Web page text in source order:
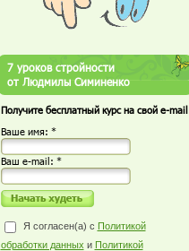
7 уроков стройности
от Людмилы Симиненко
Получите бесплатный курс на свой e-mail
Ваше имя: *
Ваш е-mail: *
Я согласен(а) с Политикой
обработки данных и Политикой